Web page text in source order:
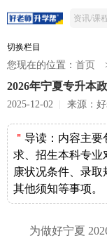
切换栏目
您现在的位置： 首页
2026年宁夏专升本
2025-12-02 来源：
＂ 导读： 内容主要
求、招生本科专业
康状况条件、录取
其他须知等事项。
为做好宁夏